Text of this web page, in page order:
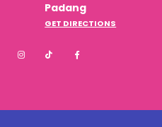
Padang
GET DIRECTIONS